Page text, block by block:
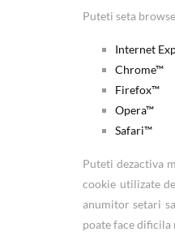
Puteti seta
Internet
Chrome™
Firefox™
Opera™
Safari™
Puteti dezactiva
cookie utilizate
anumitor setari
poate face dificila